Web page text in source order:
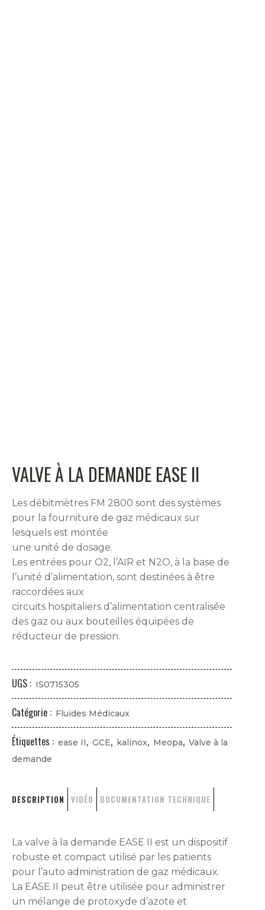
VALVE À LA DEMANDE EASE II
Les débitmètres FM 2800 sont des systèmes
pour la fourniture de gaz médicaux sur
lesquels est montée
une unité de dosage.
Les entrées pour O2, l’AIR et N2O, à la base de
l’unité d’alimentation, sont destinées à être
raccordées aux
circuits hospitaliers d’alimentation centralisée
des gaz ou aux bouteilles équipées de
réducteur de pression.
UGS : IS0715305
Catégorie : Fluides Médicaux
Étiquettes : ease II, GCE, kalinox, Meopa, Valve à la
demande
DESCRIPTION VIDÉO DOCUMENTATION TECHNIQUE
La valve à la demande EASE II est un dispositif
robuste et compact utilisé par les patients
pour l’auto administration de gaz médicaux.
La EASE II peut être utilisée pour administrer
un mélange de protoxyde d’azote et